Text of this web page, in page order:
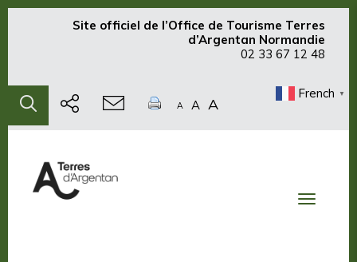
Site officiel de l’Office de Tourisme Terres
d’Argentan Normandie
02 33 67 12 48
A A A
French ▼
Toggle